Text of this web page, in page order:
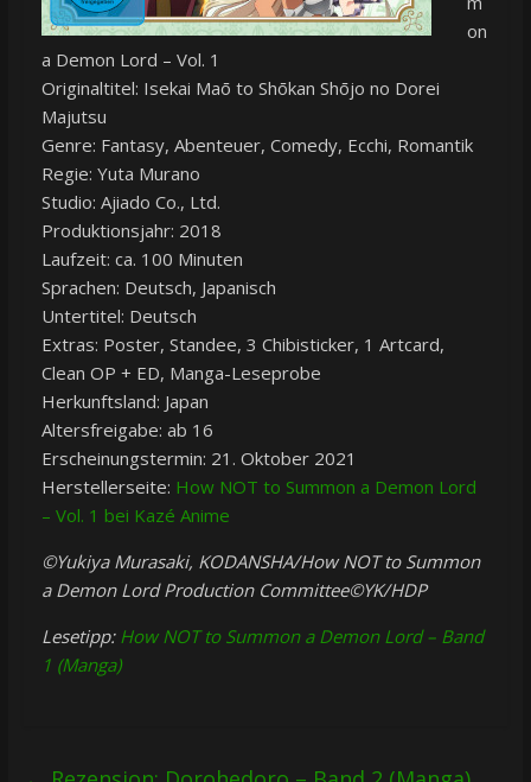
on
a Demon Lord – Vol. 1
Originaltitel: Isekai Maō to Shōkan Shōjo no Dorei
Majutsu
Genre: Fantasy, Abenteuer, Comedy, Ecchi, Romantik
Regie: Yuta Murano
Studio: Ajiado Co., Ltd.
Produktionsjahr: 2018
Laufzeit: ca. 100 Minuten
Sprachen: Deutsch, Japanisch
Untertitel: Deutsch
Extras: Poster, Standee, 3 Chibisticker, 1 Artcard,
Clean OP + ED, Manga-Leseprobe
Herkunftsland: Japan
Altersfreigabe: ab 16
Erscheinungstermin: 21. Oktober 2021
Herstellerseite: How NOT to Summon a Demon Lord
– Vol. 1 bei Kazé Anime
©Yukiya Murasaki, KODANSHA/How NOT to Summon
a Demon Lord Production Committee©YK/HDP
Lesetipp: How NOT to Summon a Demon Lord – Band
1 (Manga)